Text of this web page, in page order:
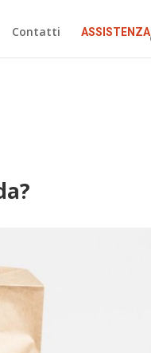
Contatti ASSISTENZA